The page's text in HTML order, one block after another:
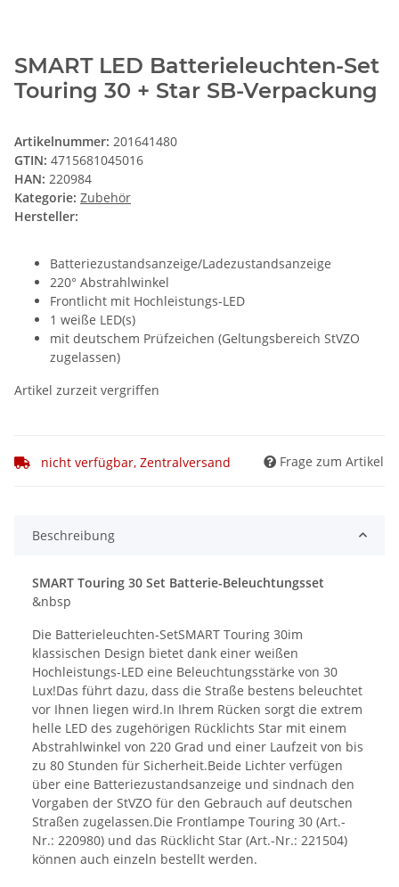
SMART LED Batterieleuchten-Set
Touring 30 + Star SB-Verpackung
Artikelnummer: 201641480
GTIN: 4715681045016
HAN: 220984
Kategorie: Zubehör
Hersteller:
Batteriezustandsanzeige/Ladezustandsanzeige
220° Abstrahlwinkel
Frontlicht mit Hochleistungs-LED
1 weiße LED(s)
mit deutschem Prüfzeichen (Geltungsbereich StVZO
zugelassen)
Artikel zurzeit vergriffen
nicht verfügbar, Zentralversand Frage zum Artikel
Beschreibung
SMART Touring 30 Set Batterie-Beleuchtungsset
&nbsp
Die Batterieleuchten-SetSMART Touring 30im
klassischen Design bietet dank einer weißen
Hochleistungs-LED eine Beleuchtungsstärke von 30
Lux!Das führt dazu, dass die Straße bestens beleuchtet
vor Ihnen liegen wird.In Ihrem Rücken sorgt die extrem
helle LED des zugehörigen Rücklichts Star mit einem
Abstrahlwinkel von 220 Grad und einer Laufzeit von bis
zu 80 Stunden für Sicherheit.Beide Lichter verfügen
über eine Batteriezustandsanzeige und sindnach den
Vorgaben der StVZO für den Gebrauch auf deutschen
Straßen zugelassen.Die Frontlampe Touring 30 (Art.-
Nr.: 220980) und das Rücklicht Star (Art.-Nr.: 221504)
können auch einzeln bestellt werden.